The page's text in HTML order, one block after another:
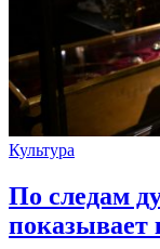
Культура
По следам